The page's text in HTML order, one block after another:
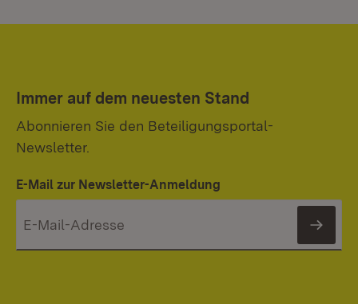
Immer auf dem neuesten Stand
Abonnieren Sie den Beteiligungsportal-
Newsletter.
E-Mail zur Newsletter-Anmeldung